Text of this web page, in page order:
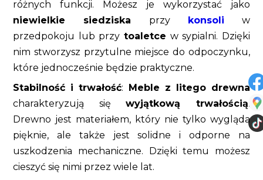
różnych funkcji. Możesz je wykorzystać jako
niewielkie siedziska przy konsoli w
przedpokoju lub przy toaletce w sypialni. Dzięki
nim stworzysz przytulne miejsce do odpoczynku,
które jednocześnie będzie praktyczne.
Stabilność i trwałość: Meble z litego drewna
charakteryzują sięwyjątkową trwałością.
Drewno jest materiałem, który nie tylko wygląda
pięknie, ale także jest solidne i odporne na
uszkodzenia mechaniczne. Dzięki temu możesz
cieszyć się nimi przez wiele lat.